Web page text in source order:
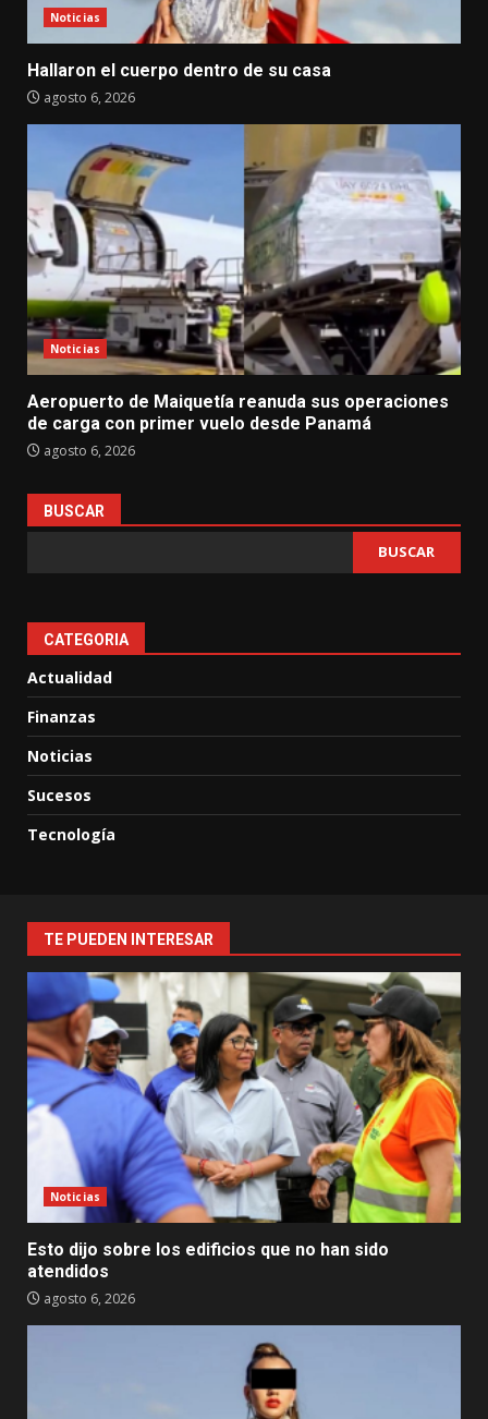
Noticias
Hallaron el cuerpo dentro de su casa
agosto 6, 2026
Noticias
Aeropuerto de Maiquetía reanuda sus operaciones
de carga con primer vuelo desde Panamá
agosto 6, 2026
BUSCAR
BUSCAR
CATEGORIA
Actualidad
Finanzas
Noticias
Sucesos
Tecnología
TE PUEDEN INTERESAR
Noticias
Esto dijo sobre los edificios que no han sido
atendidos
agosto 6, 2026